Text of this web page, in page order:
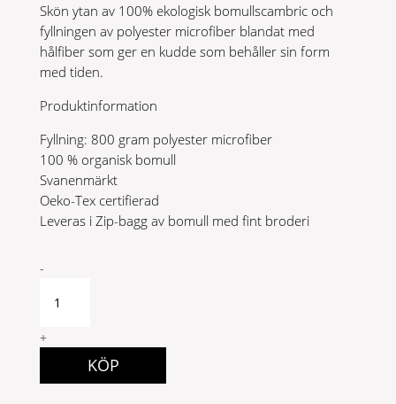
Skön ytan av 100% ekologisk bomullscambric och
fyllningen av polyester microfiber blandat med
hålfiber som ger en kudde som behåller sin form
med tiden.
Produktinformation
Fyllning: 800 gram polyester microfiber
100 % organisk bomull
Svanenmärkt
Oeko-Tex certifierad
Leveras i Zip-bagg av bomull med fint broderi
Fiber
Fast
-
+
KÖP